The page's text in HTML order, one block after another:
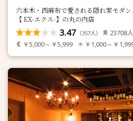
六本木・西麻布で愛される隠れ家モダ
【 EX-エクス-】の丸の内店
3.47 （357人） 23708人
￥5,000～￥5,999 ￥1,000～￥